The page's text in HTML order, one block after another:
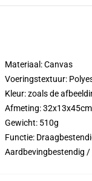
Materiaal: Canvas
Voeringstextuur:
Kleur: zoals de
Afmeting: 32x13x45cm
Gewicht: 510g
Functie:
Aardbevingbestendig /